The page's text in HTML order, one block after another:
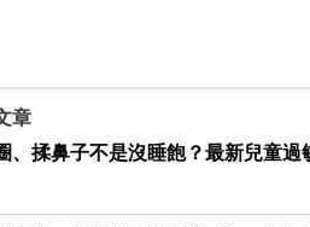
章
、揉鼻子不是沒睡飽？最新兒童過